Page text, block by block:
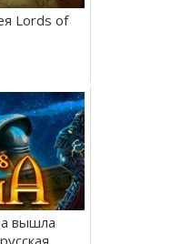
Lords of
вышла